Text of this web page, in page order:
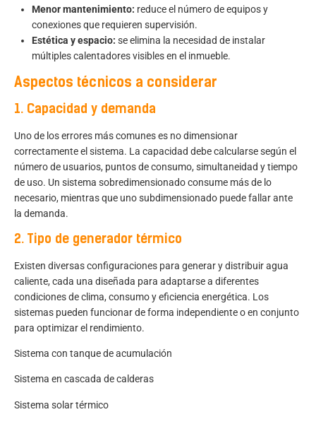
Menor mantenimiento: reduce el número de equipos y
conexiones que requieren supervisión.
Estética y espacio: se elimina la necesidad de instalar
múltiples calentadores visibles en el inmueble.
Aspectos técnicos a considerar
1. Capacidad y demanda
Uno de los errores más comunes es no dimensionar
correctamente el sistema. La capacidad debe calcularse según el
número de usuarios, puntos de consumo, simultaneidad y tiempo
de uso. Un sistema sobredimensionado consume más de lo
necesario, mientras que uno subdimensionado puede fallar ante
la demanda.
2. Tipo de generador térmico
Existen diversas configuraciones para generar y distribuir agua
caliente, cada una diseñada para adaptarse a diferentes
condiciones de clima, consumo y eficiencia energética. Los
sistemas pueden funcionar de forma independiente o en conjunto
para optimizar el rendimiento.
Sistema con tanque de acumulación
Sistema en cascada de calderas
Sistema solar térmico